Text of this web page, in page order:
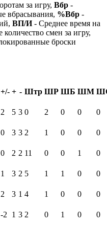
за игру, Вбр -
вбрасывания, %Вбр -
ВП/И- Среднее время на
смен за игру,
броски
+/- + - Штр ШР ШБ ШМ
2 5 3 0 2 0 0
0
0 3 3 2 1 0 0
0
0 2 2 11 0 0 1
0
1 3 2 5 1 1 0
0
2 3 1 4 1 0 0
0
-2 1 3 2 0 1 0
0